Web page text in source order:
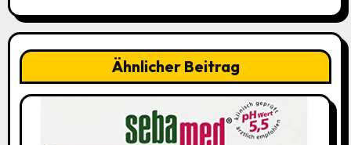
v
i
g
Ähnlicher Beitrag